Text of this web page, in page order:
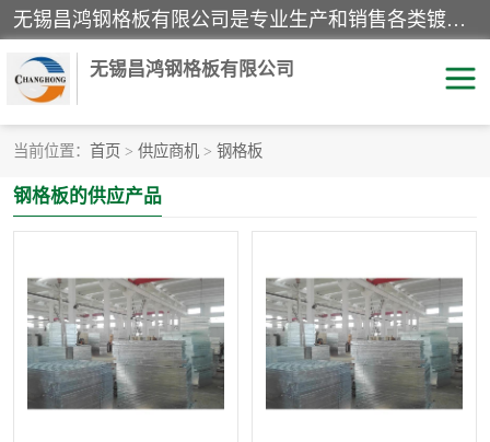
无锡昌鸿钢格板有限公司是专业生产和销售各类镀锌钢格板、镀锌钢格栅、不锈钢钢格及其相关产品的现代化企业。公司产品广泛运用于石油、化工、港口、电力、运输、造纸、医药、钢铁、食品、市政、房地产、制造业等各个领域。
无锡昌鸿钢格板有限公司
当前位置： 首页 > 供应商机 > 钢格板
钢格板的供应产品
镀锌钢格板
栏杆 钢格栅
齿形钢格板 钢格板
热镀锌钢格板 复合钢格板